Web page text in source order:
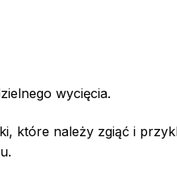
wycięcia.
które należy zgiąć i